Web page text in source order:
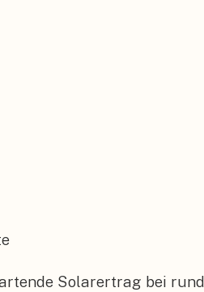
Solarertrag bei